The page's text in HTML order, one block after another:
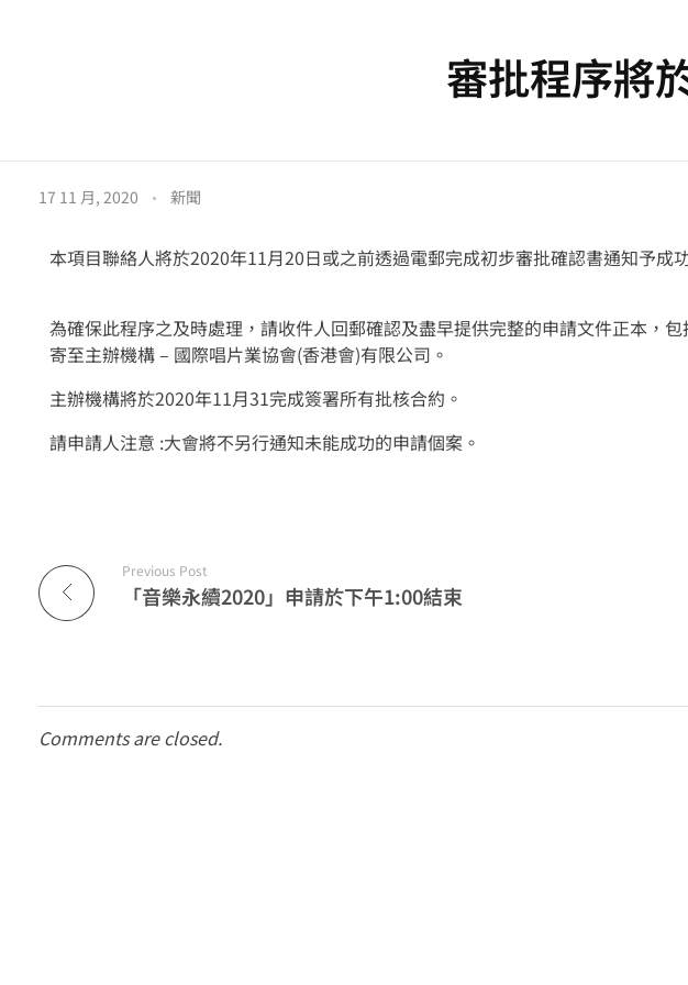
審批程序將
審
批
程
序
將
十
一
二
17 11 月, 2020 新聞
本項目聯絡人將於2020年11月20日或之前透過電郵完成初步審批確認書通知予成
為確保此程序之及時處理，請收件人回郵確認及盡早提供完整的申請文件正本，
寄至主辦機構 – 國際唱片業協會(香港會)有限公司。
主辦機構將於2020年11月31完成簽署所有批核合約。
請申請人注意 :大會將不另行通知未能成功的申請個案。
Previous Post
「音樂永續2020」申請於下午1:00結束
Comments are closed.